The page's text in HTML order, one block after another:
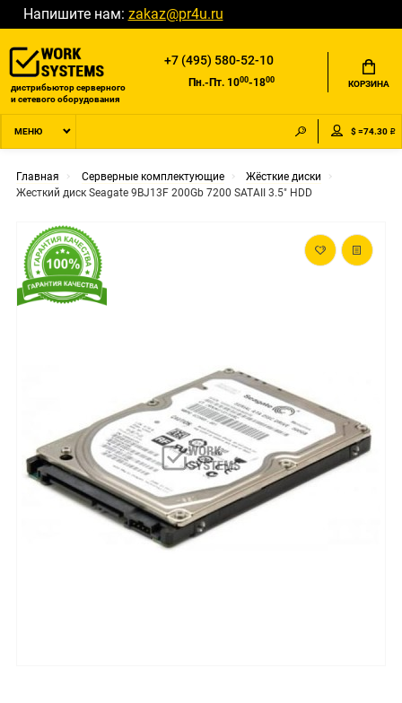
Напишите нам: zakaz@pr4u.ru
дистрибьютор серверного
и сетевого оборудования
+7 (495) 580-52-10
Пн.-Пт. 1000-1800 КОРЗИНА
МЕНЮ $ =74.30 ₽
Главная Серверные комплектующие
Жёсткие диски
Жесткий диск Seagate 9BJ13F 200Gb 7200 SATAII 3.5" HDD